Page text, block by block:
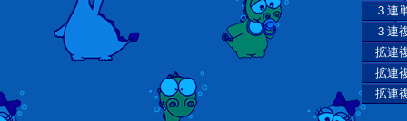
３連
３連
拡連
拡連
拡連